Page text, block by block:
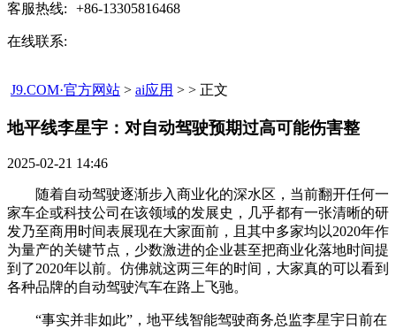
客服热线: +86-13305816468
在线联系:
J9.COM·官方网站 > ai应用 > > 正文
地平线李星宇：对自动驾驶预期过高可能伤害整​
2025-02-21 14:46
随着自动驾驶逐渐步入商业化的深水区，当前翻开任何一
家车企或科技公司在该领域的发展史，几乎都有一张清晰的研
发乃至商用时间表展现在大家面前，且其中多家均以2020年作
为量产的关键节点，少数激进的企业甚至把商业化落地时间提
到了2020年以前。仿佛就这两三年的时间，大家真的可以看到
各种品牌的自动驾驶汽车在路上飞驰。
“事实并非如此”，地平线智能驾驶商务总监李星宇日前在